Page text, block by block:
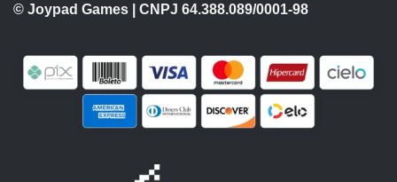
© Joypad Games | CNPJ 64.388.089/0001-98